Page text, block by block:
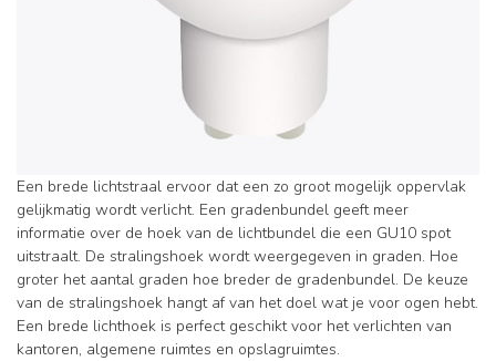
Een brede lichtstraal ervoor dat een zo groot mogelijk oppervlak
gelijkmatig wordt verlicht. Een gradenbundel geeft meer
informatie over de hoek van de lichtbundel die een GU10 spot
uitstraalt. De stralingshoek wordt weergegeven in graden. Hoe
groter het aantal graden hoe breder de gradenbundel. De keuze
van de stralingshoek hangt af van het doel wat je voor ogen hebt.
Een brede lichthoek is perfect geschikt voor het verlichten van
kantoren, algemene ruimtes en opslagruimtes.